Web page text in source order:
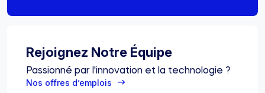
Rejoignez Notre Équipe
Passionné par l'innovation et la technologie ?
Nos offres d’emplois